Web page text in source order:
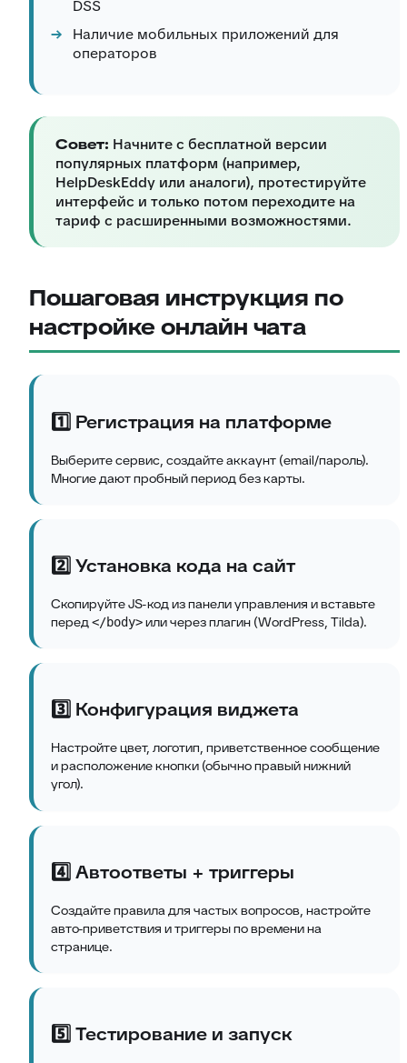
DSS
Наличие мобильных приложений для
операторов
Совет: Начните с бесплатной версии
популярных платформ (например,
HelpDeskEddy или аналоги), протестируйте
интерфейс и только потом переходите на
тариф с расширенными возможностями.
Пошаговая инструкция по
настройке онлайн чата
1️⃣ Регистрация на платформе
Выберите сервис, создайте аккаунт (email/пароль).
Многие дают пробный период без карты.
2️⃣ Установка кода на сайт
Скопируйте JS-код из панели управления и вставьте
перед</body>или через плагин (WordPress, Tilda).
3️⃣ Конфигурация виджета
Настройте цвет, логотип, приветственное сообщение
и расположение кнопки (обычно правый нижний
угол).
4️⃣ Автоответы + триггеры
Создайте правила для частых вопросов, настройте
авто-приветствия и триггеры по времени на
странице.
5️⃣ Тестирование и запуск